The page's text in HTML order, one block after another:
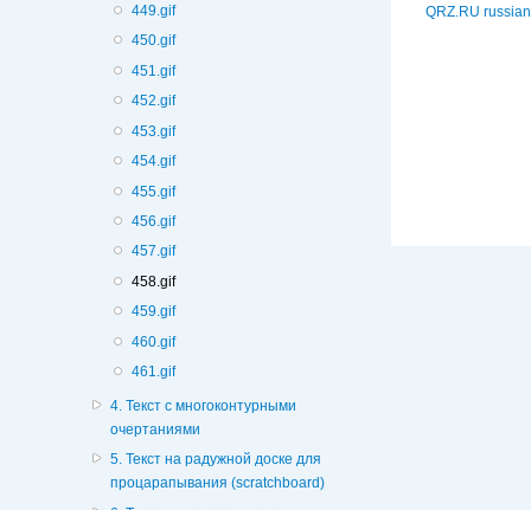
449.gif
450.gif
451.gif
452.gif
453.gif
454.gif
455.gif
456.gif
457.gif
458.gif
459.gif
460.gif
461.gif
4. Текст с многоконтурными
очертаниями
5. Текст на радужной доске для
процарапывания (scratchboard)
QRZ.RU